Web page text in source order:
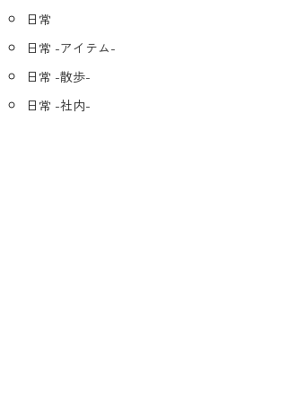
日常
日常 -アイテム-
日常 -散歩-
日常 -社内-